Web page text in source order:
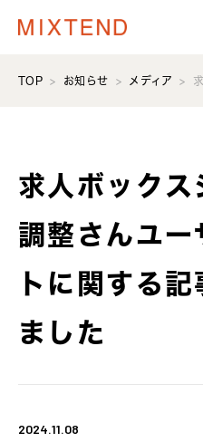
TOP お知らせ メディア
求人ボックス
調整さんユー
トに関する
ました
2024.11.08